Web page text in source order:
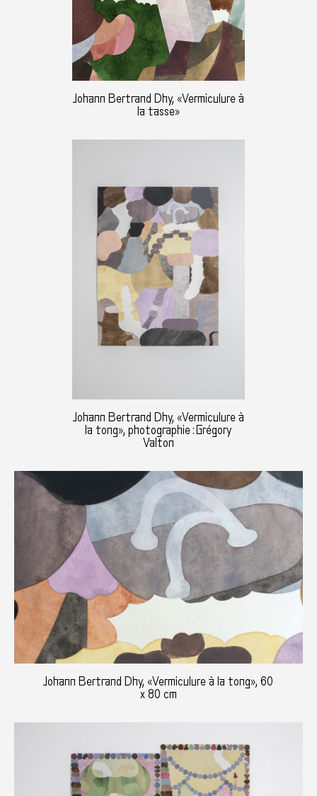
Johann Bertrand Dhy, «Vermiculure à
la tasse»
Johann Bertrand Dhy, «Vermiculure à
la tong», photographie : Grégory
Valton
Johann Bertrand Dhy, «Vermiculure à la tong», 60
x 80 cm